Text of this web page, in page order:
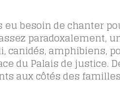
eu besoin de chanter
paradoxalement,
canidés, amphibiens,
du Palais de justice.
aux côtés des